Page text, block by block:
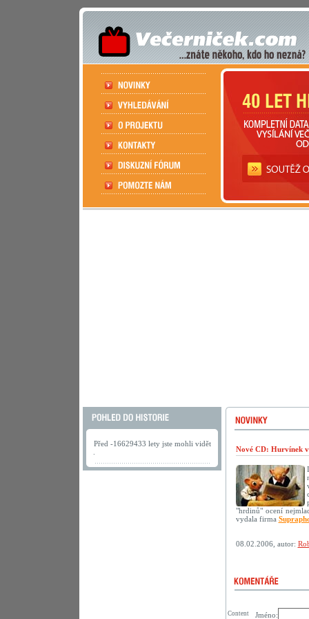
Před -16629433 lety jste mohli vidět
Nové CD: Hurvínek v
"hrdinů" ocení
vydala firma
08.02.2006, autor:
Jméno:
Content